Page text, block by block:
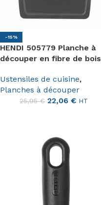
-15%
HENDI 505779 Planche à
découper en fibre de bois
Ustensiles de cuisine,
Planches à découper
25,95€ 22,06 € HT